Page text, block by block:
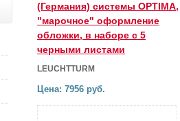
(Германия) системы OPTIMA,
"марочное" оформление
обложки, в наборе с 5
черными листами
LEUCHTTURM
Цена: 7956 руб.